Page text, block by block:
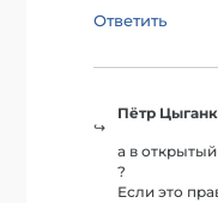
Ответить
Пётр
а в
?
Если это